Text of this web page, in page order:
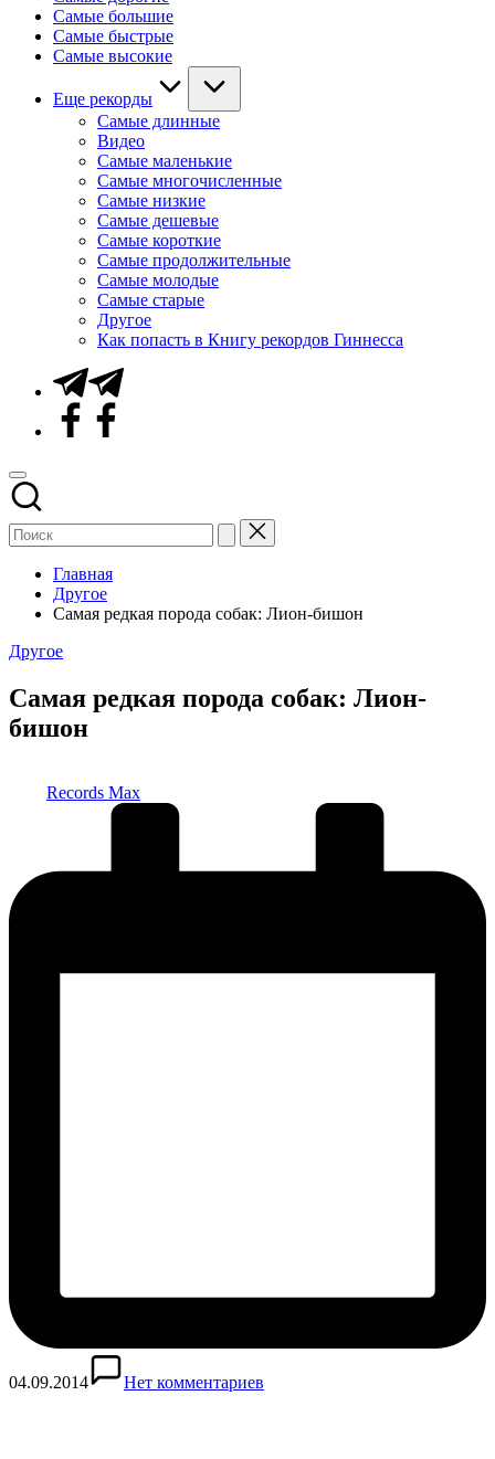
Самые большие
Самые быстрые
Самые высокие
Еще рекорды
Самые длинные
Видео
Самые маленькие
Самые многочисленные
Самые низкие
Самые дешевые
Самые короткие
Самые продолжительные
Самые молодые
Самые старые
Другое
Как попасть в Книгу рекордов Гиннесса
Telegram
Facebook
Главная
Другое
Самая редкая порода собак: Лион-бишон
Опубликовано
Другое
Самая редкая порода собак: Лион-
бишон
Records Max
04.09.2014 Нет комментариев